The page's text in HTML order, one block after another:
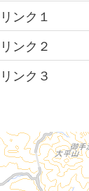
ンク１
ンク２
ンク３